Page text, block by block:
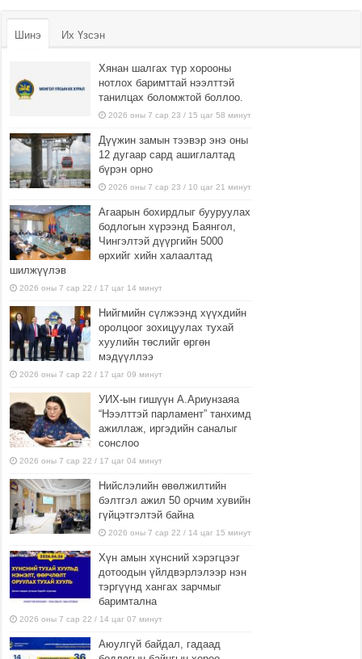
Шинэ Их Үзсэн
Хянан шалгах түр хорооны
нотлох баримттай нээлттэй
танилцах боломжтой боллоо.
2026 оны 7 сар 23 / 15 цаг 58 минут
Дүүжин замын тээвэр энэ оны
12 дугаар сард ашиглалтад
бүрэн орно
2026 оны 7 сар 23 / 10 цаг 21 минут
Агаарын бохирдлыг бууруулах
бодлогын хүрээнд Баянгол,
Чингэлтэй дүүргийн 5000
өрхийг хийн халаалтад
шилжүүлэв
2026 оны 7 сар 22 / 17 цаг 14 минут
Нийгмийн сүлжээнд хүүхдийн
оролцоог зохицуулах тухай
хуулийн төслийг өргөн
мэдүүллээ
2026 оны 7 сар 22 / 17 цаг 09 минут
УИХ-ын гишүүн А.Ариунзаяа
“Нээлттэй парламент” танхимд
ажиллаж, иргэдийн саналыг
сонслоо
2026 оны 7 сар 22 / 17 цаг 04 минут
Нийслэлийн өвөлжилтийн
бэлтгэл ажил 50 орчим хувийн
гүйцэтгэлтэй байна
2026 оны 7 сар 22 / 14 цаг 15 минут
Хүн амын хүнсний хэрэгцээг
дотоодын үйлдвэрлэлээр нэн
тэргүүнд хангах зарчмыг
баримтална
2026 оны 7 сар 22 / 14 цаг 07 минут
Аюулгүй байдал, гадаад